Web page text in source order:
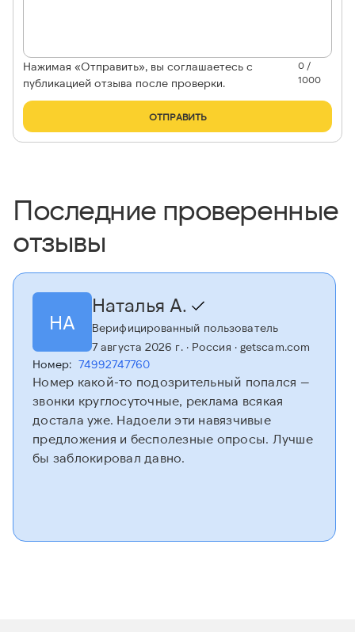
Нажимая «Отправить», вы соглашаетесь с
публикацией отзыва после проверки.
0 /
1000
ОТПРАВИТЬ
Последние проверенные
отзывы
НА
Наталья А.
Верифицированный пользователь
7 августа 2026 г.· Россия · getscam.com
Номер: 74992747760
Номер какой-то подозрительный попался —
звонки круглосуточные, реклама всякая
достала уже. Надоели эти навязчивые
предложения и бесполезные опросы. Лучше
бы заблокировал давно.